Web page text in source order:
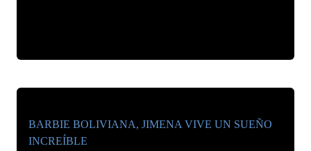
BARBIE BOLIVIANA, JIMENA VIVE UN SUEÑO
INCREÍBLE